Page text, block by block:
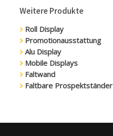
Weitere Produkte
Roll Display
Promotionausstattung
Alu Display
Mobile Displays
Faltwand
Faltbare Prospektständer